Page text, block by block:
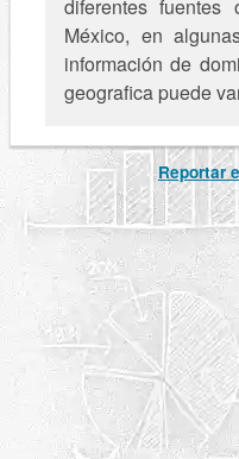
diferentes
México, en
información de
geografica puede
Reportar